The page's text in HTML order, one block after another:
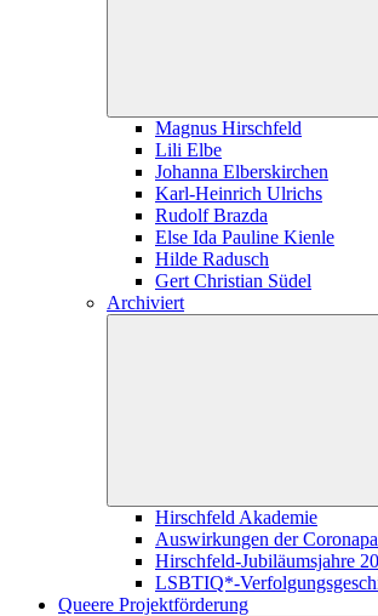
Magnus Hirschfeld
Lili Elbe
Johanna Elberskirchen
Karl-Heinrich Ulrichs
Rudolf Brazda
Else Ida Pauline Kienle
Hilde Radusch
Gert Christian Südel
Archiviert
Hirschfeld Akademie
Auswirkungen der
Hirschfeld-Jubiläumsjahre
LSBTIQ*-
Queere Projektförderung